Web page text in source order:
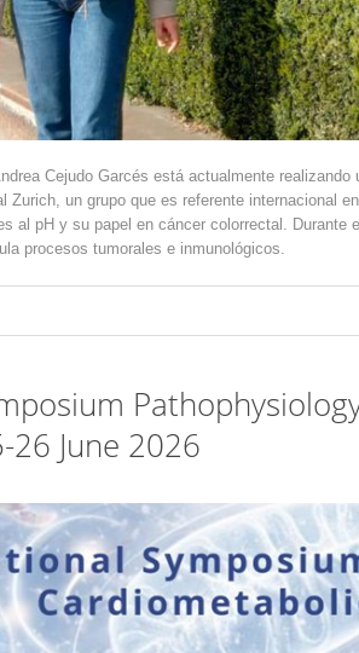
Cejudo Garcés está actualmente
Zurich, un grupo que es referente internacional
al pH y su papel en cáncer colorrectal.
procesos tumorales e inmunológicos.
26 June 2026